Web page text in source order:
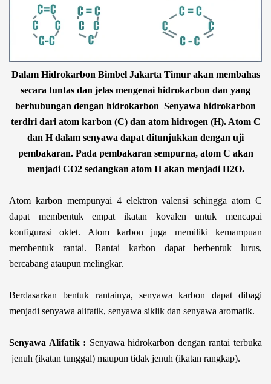
Dalam Hidrokarbon Bimbel Jakarta Timur akan membahas
secara tuntas dan jelas mengenai hidrokarbon dan yang
berhubungan dengan hidrokarbon Senyawa hidrokarbon
terdiri dari atom karbon (C) dan atom hidrogen (H). Atom C
dan H dalam senyawa dapat ditunjukkan dengan uji
pembakaran. Pada pembakaran sempurna, atom C akan
menjadi CO2sedangkan atom H akan menjadi H2O.
Atom karbon mempunyai 4 elektron valensi sehingga atom C
dapat membentuk empat ikatan kovalen untuk mencapai
konfigurasi oktet. Atom karbon juga memiliki kemampuan
membentuk rantai. Rantai karbon dapat berbentuk lurus,
bercabang ataupun melingkar.
Berdasarkan bentuk rantainya, senyawa karbon dapat dibagi
menjadi senyawa alifatik, senyawa siklik dan senyawa aromatik.
Senyawa Alifatik : Senyawa hidrokarbon dengan rantai terbuka
jenuh (ikatan tunggal) maupun tidak jenuh (ikatan rangkap).